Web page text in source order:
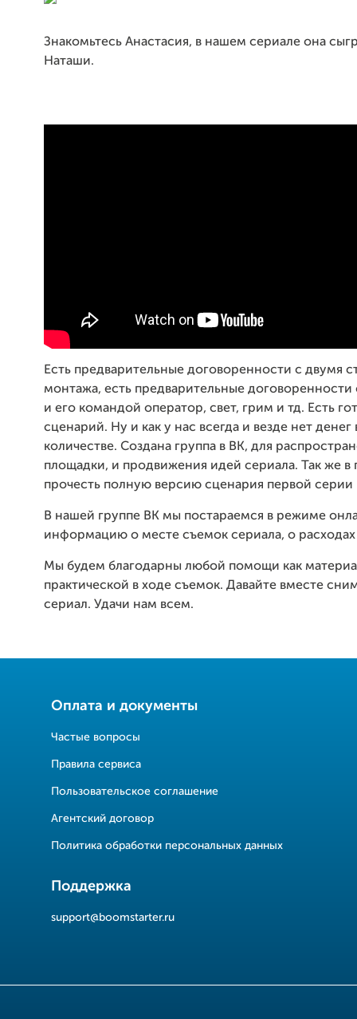
Знакомьтесь Анастасия, в нашем сериале она
Наташи.
Есть предварительные договоренности с двумя
монтажа, есть предварительные
и его командой оператор, свет, грим и тд. Есть
сценарий. Ну и как у нас всегда и везде нет
количестве. Создана группа в ВК, для
площадки, и продвижения идей сериала. Так же
прочесть полную версию сценария первой серии
В нашей группе ВК мы постараемся в режиме
информацию о месте съемок сериала, о расходах
Мы будем благодарны любой помощи как
практической в ходе съемок. Давайте вместе
сериал. Удачи нам всем.
Оплата и документы
Частые вопросы
Правила сервиса
Пользовательское соглашение
Агентский договор
Политика обработки персональных данных
Поддержка
support@boomstarter.ru